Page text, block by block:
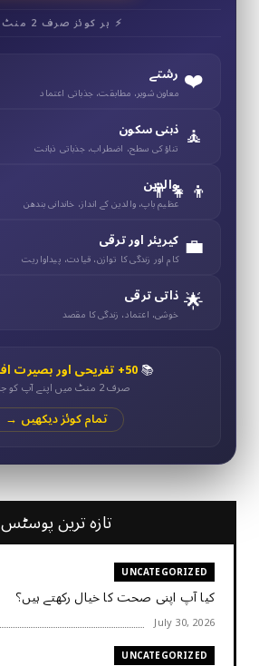
⚡ ہر کوئز صرف 2 منٹ ⚡
❤️ رشتے
معاون شوہر، مطابقت، جذباتی اعتماد
🧘 ذہنی سکون
تناؤ کی سطح، اضطراب، جذباتی ذہانت
👨‍👧‍👦
والدین
عظیم باپ، والدین کے انداز، خاندانی بندھن
💼 کیریئر اور ترقی
کام اور زندگی کا توازن، قیادت، پیداواریت
🌟 ذاتی ترقی
خوشی، اعتماد، زندگی کا مقصد
📚50+ تفریحی اور بصیرت افروز کوئز
صرف 2 منٹ میں اپنے آپ کو جانیں
تمام کوئز دیکھیں →
تازہ ترین پوسٹس
UNCATEGORIZED
کیا آپ اپنی صحت کا خیال رکھتے ہیں؟
July 30, 2026
UNCATEGORIZED